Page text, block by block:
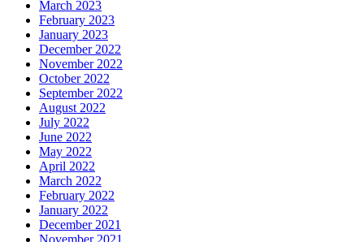
March 2023
February 2023
January 2023
December 2022
November 2022
October 2022
September 2022
August 2022
July 2022
June 2022
May 2022
April 2022
March 2022
February 2022
January 2022
December 2021
November 2021